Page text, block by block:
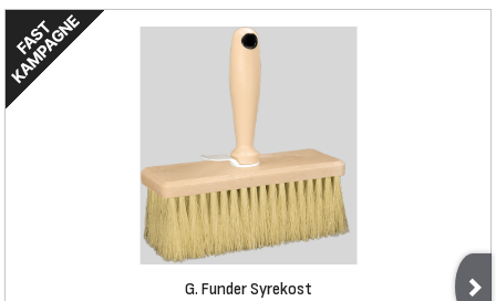
G. Funder Syrekost